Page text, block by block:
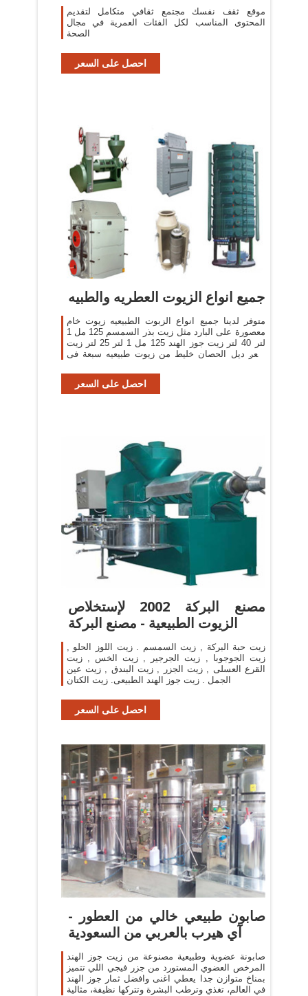
موقع ثقف نفسك مجتمع ثقافي متكامل لتقديم
المحتوى المناسب لكل الفئات العمرية في مجال
الصحة
احصل على السعر
جميع انواع الزيوت العطريه والطبيه
متوفر لدينا جميع انواع الزبوت الطبيعيه زيوت خام
معصورة على البارد مثل زيت بذر السمسم 125 مل 1
لتر 40 لتر زيت جوز الهند 125 مل 1 لتر 25 لتر زيت
شعر ديل الحصان خليط من زيوت طبيعيه سبعة فى
احصل على السعر
مصنع البركة 2002 لإستخلاص
الزيوت الطبيعية - مصنع البركة
زيت حبة البركة , زيت السمسم . زيت اللوز الحلو ,
زيت الجوجوبا , زيت الجرجير , زيت الخس , زيت
القرع العسلى , زيت الجزر , زيت البندق , زيت عين
الجمل . زيت جوز الهند الطبيعى. زيت الكتان
احصل على السعر
صابون طبيعي خالي من العطور -
آي هيرب بالعربي من السعودية
صابونة عضوية وطبيعية مصنوعة من زيت جوز الهند
المرخص العضوي المستورد من جزر فيجي اللي تتميز
بمناخ متوازن جدا يعطي اغنى وافضل ثمار جوز الهند
في العالم، تغذي وترطب البشرة وتتركها نظيفة، مثالية